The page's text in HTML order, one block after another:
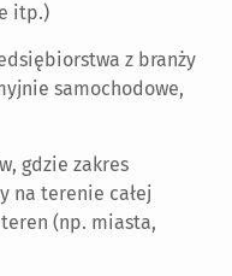
itp.)
z branży
samochodowe,
gdzie zakres
na terenie całej
(np. miasta,